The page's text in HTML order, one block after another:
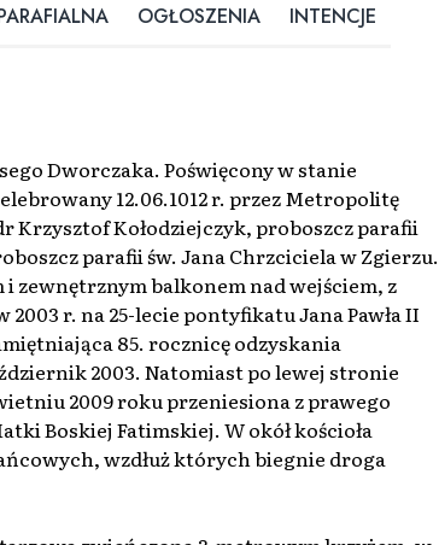
OGŁOSZENIA INTENCJE
Dworczaka. Poświęcony w stanie
12.06.1012 r. przez Metropolitę
Krzysztof Kołodziejczyk, proboszcz parafii
parafii św. Jana Chrzciciela w Zgierzu.
zewnętrznym balkonem nad wejściem, z
r. na 25-lecie pontyfikatu Jana Pawła II
85. rocznicę odzyskania
2003. Natomiast po lewej stronie
2009 roku przeniesiona z prawego
Boskiej Fatimskiej. W okół kościoła
wzdłuż których biegnie droga